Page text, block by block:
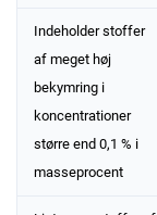
Indeholder stoffer
af meget høj
bekymring i
koncentrationer
større end 0,1 % i
masseprocent